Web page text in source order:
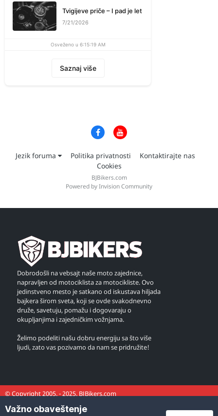
Tvigijeve priče – I pad je let
7/21/2026
Osveženo u 6:15:19 AM
Saznaj više
Jezik foruma Politika privatnosti
Kontaktirajte nas
Cookies
BJBikers.com
Powered by Invision Community
Dobrodošli na vebsajt naše moto zajednice,
napravljen od motociklista za motocikliste. Ovo
jedinstveno mesto je satkano od iskustava hiljada
bajkera širom sveta, koji se ovde svakodnevno
druže, savetuju, pomažu i dogovaraju o
okupljanjima i zajedničkim vožnjama.
Želimo podeliti našu dobru energiju sa što više
ljudi, zato vas pozivamo da nam se pridružite!
© Copyright 2005. - 2025. BJBikers.com
Važno obaveštenje